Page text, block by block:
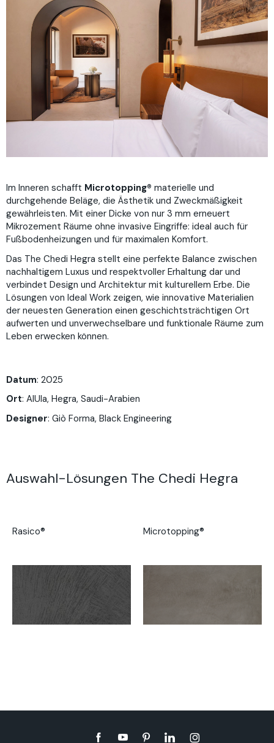
Im Inneren schafft Microtopping® materielle und
durchgehende Beläge, die Ästhetik und Zweckmäßigkeit
gewährleisten. Mit einer Dicke von nur 3 mm erneuert
Mikrozement Räume ohne invasive Eingriffe: ideal auch für
Fußbodenheizungen und für maximalen Komfort.
Das The Chedi Hegra stellt eine perfekte Balance zwischen
nachhaltigem Luxus und respektvoller Erhaltung dar und
verbindet Design und Architektur mit kulturellem Erbe. Die
Lösungen von Ideal Work zeigen, wie innovative Materialien
der neuesten Generation einen geschichtsträchtigen Ort
aufwerten und unverwechselbare und funktionale Räume zum
Leben erwecken können.
Datum: 2025
Ort: AlUla, Hegra, Saudi-Arabien
Designer: Giò Forma, Black Engineering
Auswahl-Lösungen The Chedi Hegra
Rasico® Microtopping®